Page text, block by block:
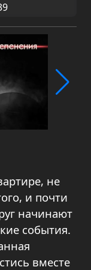
не
и почти
начинают
события.
вместе